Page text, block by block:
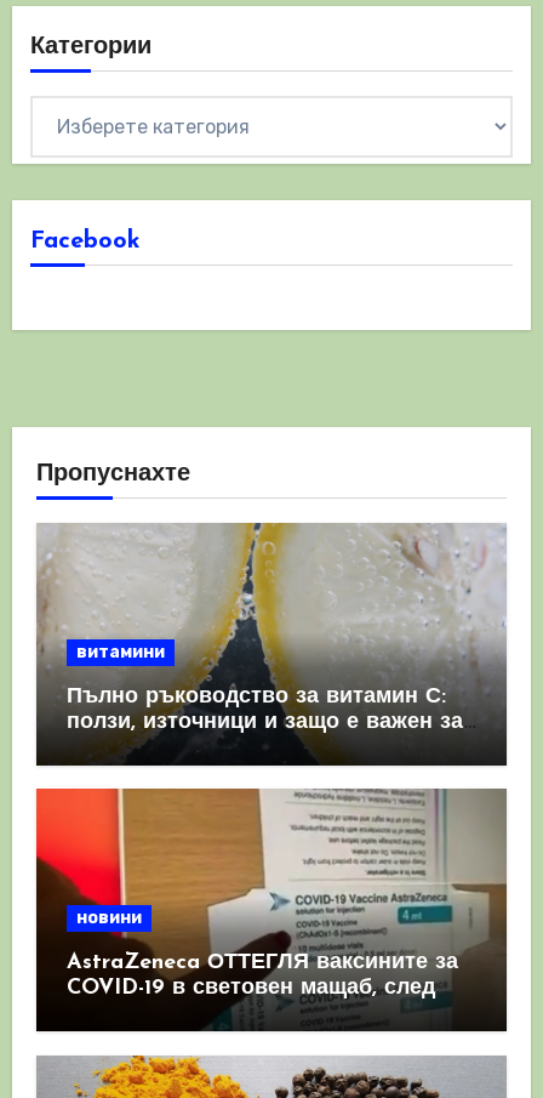
Категории
Facebook
Пропуснахте
витамини
Пълно ръководство за витамин С:
ползи, източници и защо е важен за
имунната система
новини
AstraZeneca ОТТЕГЛЯ ваксините за
COVID-19 в световен мащаб, след
като призна, че те причиняват